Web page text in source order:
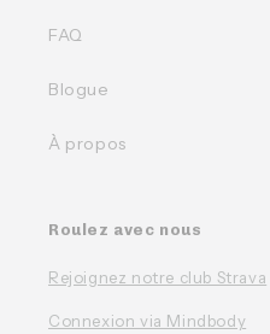
FAQ
Blogue
À propos
Roulez avec nous
Rejoignez notre club Strava
Connexion via Mindbody